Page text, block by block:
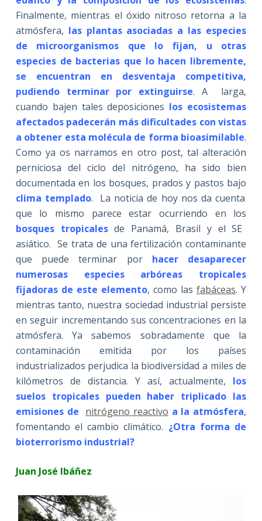
Finalmente, mientras el óxido nitroso retorna a la
atmósfera, las plantas asociadas a las especies
de microorganismos que lo fijan, u otras
especies de bacterias que lo hacen libremente,
se encuentran en desventaja competitiva,
pudiendo terminar por extinguirse. A larga,
cuando bajen tales deposiciones los ecosistemas
afectados padecerán más dificultades con vistas
a obtener esta molécula de forma bioasimilable.
Como ya os narramos en otro post, tal alteración
perniciosa del ciclo del nitrógeno, ha sido bien
documentada en los bosques, prados y pastos bajo
clima templado. La noticia de hoy nos da cuenta
que lo mismo parece estar ocurriendo en los
bosques tropicales de Panamá, Brasil y el SE
asiático. Se trata de una fertilización contaminante
que puede terminar por hacer desaparecer
numerosas especies arbóreas tropicales
fijadoras de este elemento, como lasfabáceas. Y
mientras tanto, nuestra sociedad industrial persiste
en seguir incrementando sus concentraciones en la
atmósfera. Ya sabemos sobradamente que la
contaminación emitida por los países
industrializados perjudica la biodiversidad a miles de
kilómetros de distancia. Y así, actualmente,
los
suelos tropicales pueden haber triplicado las
emisiones de nitrógeno reactivo a la atmósfera,
fomentando el cambio climático. ¿Otra forma de
bioterrorismo industrial?
Juan José Ibáñez